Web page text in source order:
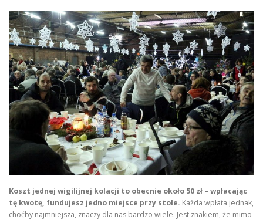
Koszt jednej wigilijnej kolacji to obecnie około 50 zł – wpłacając
tę kwotę, fundujesz jedno miejsce przy stole. Każda wpłata jednak,
choćby najmniejsza, znaczy dla nas bardzo wiele. Jest znakiem, że mimo